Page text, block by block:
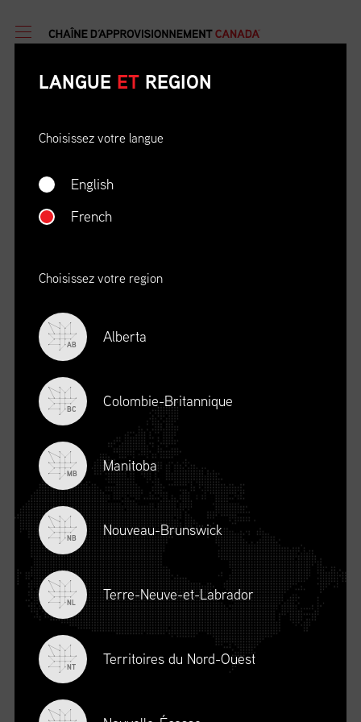
04/22/23
09:00 AM EDT 11/02/20
S’INSCRIRE
DESCRIPTION
S’INSCRIRE
LANGUE ETREGION
Choisissez votre langue
English
French
Choisissez votre region
AB Alberta
BC Colombie-Britannique
MB Manitoba
NB Nouveau-Brunswick
NL Terre-Neuve-et-Labrador
NT Territoires du Nord-Ouest